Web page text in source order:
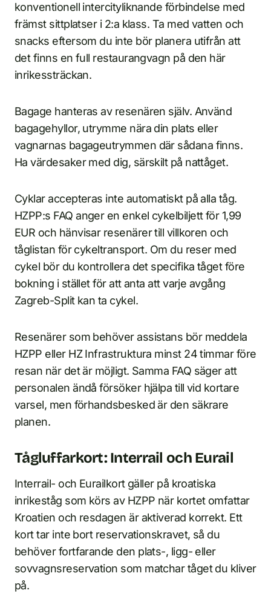
konventionell intercityliknande förbindelse med
främst sittplatser i 2:a klass. Ta med vatten och
snacks eftersom du inte bör planera utifrån att
det finns en full restaurangvagn på den här
inrikessträckan.
Bagage hanteras av resenären själv. Använd
bagagehyllor, utrymme nära din plats eller
vagnarnas bagageutrymmen där sådana finns.
Ha värdesaker med dig, särskilt på nattåget.
Cyklar accepteras inte automatiskt på alla tåg.
HZPP:s FAQ anger en enkel cykelbiljett för 1,99
EUR och hänvisar resenärer till villkoren och
tåglistan för cykeltransport. Om du reser med
cykel bör du kontrollera det specifika tåget före
bokning i stället för att anta att varje avgång
Zagreb-Split kan ta cykel.
Resenärer som behöver assistans bör meddela
HZPP eller HZ Infrastruktura minst 24 timmar före
resan när det är möjligt. Samma FAQ säger att
personalen ändå försöker hjälpa till vid kortare
varsel, men förhandsbesked är den säkrare
planen.
Tågluffarkort: Interrail och Eurail
Interrail- och Eurailkort gäller på kroatiska
inrikeståg som körs av HZPP när kortet omfattar
Kroatien och resdagen är aktiverad korrekt. Ett
kort tar inte bort reservationskravet, så du
behöver fortfarande den plats-, ligg- eller
sovvagnsreservation som matchar tåget du kliver
på.